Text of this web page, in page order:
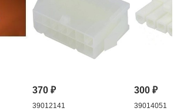
370₽
39012141
300₽
39014051